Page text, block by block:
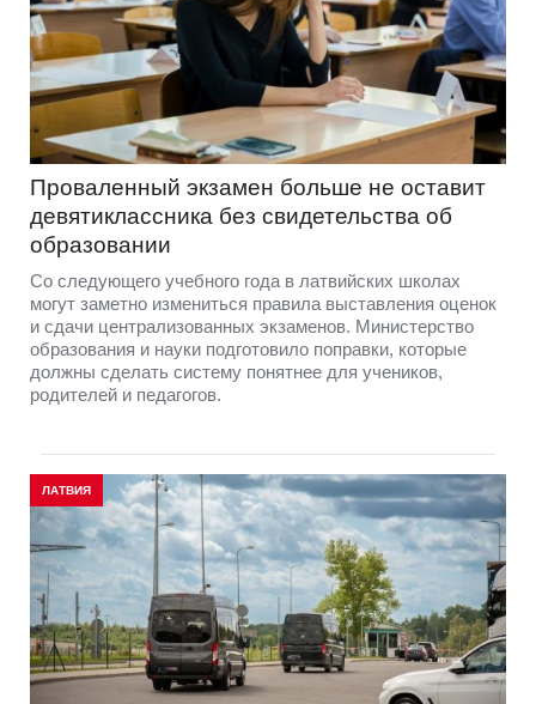
Проваленный экзамен больше не оставит
девятиклассника без свидетельства об
образовании
Со следующего учебного года в латвийских школах
могут заметно измениться правила выставления оценок
и сдачи централизованных экзаменов. Министерство
образования и науки подготовило поправки, которые
должны сделать систему понятнее для учеников,
родителей и педагогов.
ЛАТВИЯ